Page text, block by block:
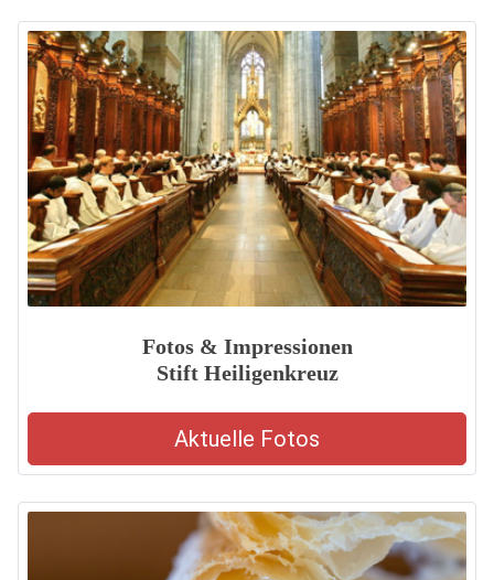
Fotos & Impressionen
Stift Heiligenkreuz
Aktuelle Fotos